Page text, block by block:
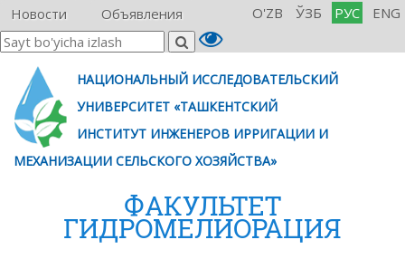
Новости Объявления O'ZB ЎЗБ РУС ENG
НАЦИОНАЛЬНЫЙ ИССЛЕДОВАТЕЛЬСКИЙ
УНИВЕРСИТЕТ «ТАШКЕНТСКИЙ
ИНСТИТУТ ИНЖЕНЕРОВ ИРРИГАЦИИ И
МЕХАНИЗАЦИИ СЕЛЬСКОГО ХОЗЯЙСТВА»
ФАКУЛЬТЕТ
ГИДРОМЕЛИОРАЦИЯ